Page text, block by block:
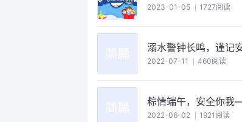
2023-01-05 1727阅读
溺水警钟长鸣，谨记
2022-07-11 460阅读
粽情端午，安全你我
2022-06-02 1921阅读